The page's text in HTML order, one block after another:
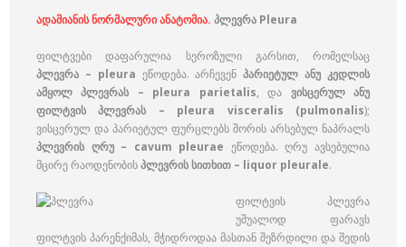
ადამიანის ნორმალური ანატომია. პლევრა Pleura
ფილტვები დაფარულია სეროზული გარსით, რომელსაც
პლევრა – pleura ეწოდება. არჩევენპარიეტულ ანუ კედლის
ამყოლ პლევრას – pleura parietalis, და ვისცერულ ანუ
ფილტვის პლევრას – pleura visceralis (pulmonalis);
ვისცერულ და პარიეტულ ფურცლებს შორის არსებულ ნაპრალს
პლევრის ღრუ – cavum pleurae ეწოდება. ღრუ ავსებულია
მცირე რაოდენობისპლევრის სითხით – liquor pleurale.
ფილტვის პლევრა
უშუალოდ ფარავს
ფილტვის პარენქიმას, მჭიდროდაა მასთან შეზრდილი და შედის